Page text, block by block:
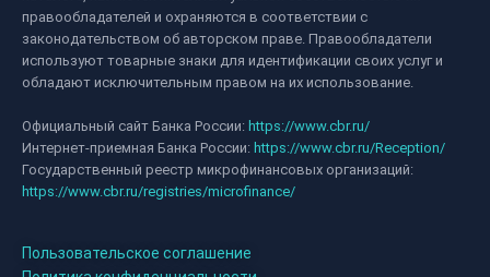
правообладателей и охраняются в соответствии с
законодательством об авторском праве. Правообладатели
используют товарные знаки для идентификации своих услуг и
обладают исключительным правом на их использование.
Официальный сайт Банка России: https://www.cbr.ru/
Интернет-приемная Банка России: https://www.cbr.ru/Reception/
Государственный реестр микрофинансовых организаций:
https://www.cbr.ru/registries/microfinance/
Пользовательское соглашение